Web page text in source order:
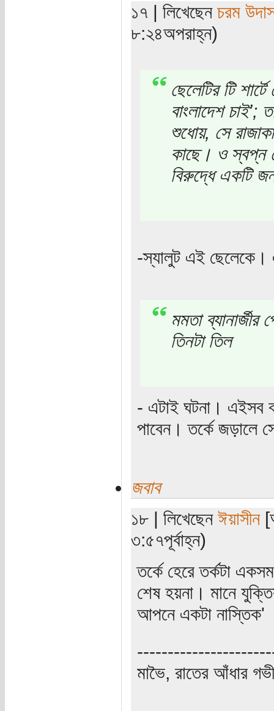
১৭ | লিখেছেন চরম
৮:২৪অপরাহ্ন)
ছেলেটির টি
বাংলাদেশ
শুধোয়, সে
কাছে। ও স্বপ্ন
বিরুদ্ধে একটি
-স্যালুট এই ছেলেকে।
মমতা
তিনটা তিল
- এটাই ঘটনা। এইসব
পাবেন। তর্কে জড়ালে
জবাব
১৮ | লিখেছেন ঈয়াসীন
৩:৫৭পূর্বাহ্ন)
তর্কে হেরে তর্কটা
শেষ হয়না। মানে
আপনে একটা নাস্তিক'
মাভৈ, রাতের আঁধার